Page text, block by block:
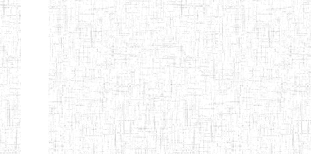
GTTC
MAMFE
03/11/1983 ENIEG Public
GBTTC
KUMBA
25/08/1978 ENIEG Public
GTTTC
KUMBA
13/08/2013 ENIET Public